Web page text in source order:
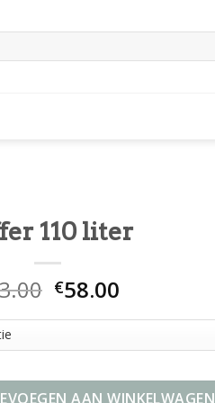
110 liter
€58.00
AAN WINKELWAGEN